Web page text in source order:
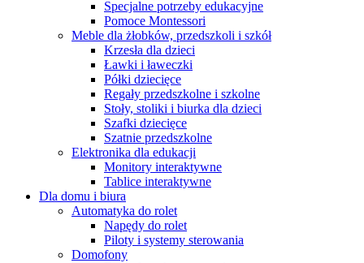
Specjalne potrzeby edukacyjne
Pomoce Montessori
Meble dla żłobków, przedszkoli i szkół
Krzesła dla dzieci
Ławki i ławeczki
Półki dziecięce
Regały przedszkolne i szkolne
Stoły, stoliki i biurka dla dzieci
Szafki dziecięce
Szatnie przedszkolne
Elektronika dla edukacji
Monitory interaktywne
Tablice interaktywne
Dla domu i biura
Automatyka do rolet
Napędy do rolet
Piloty i systemy sterowania
Domofony